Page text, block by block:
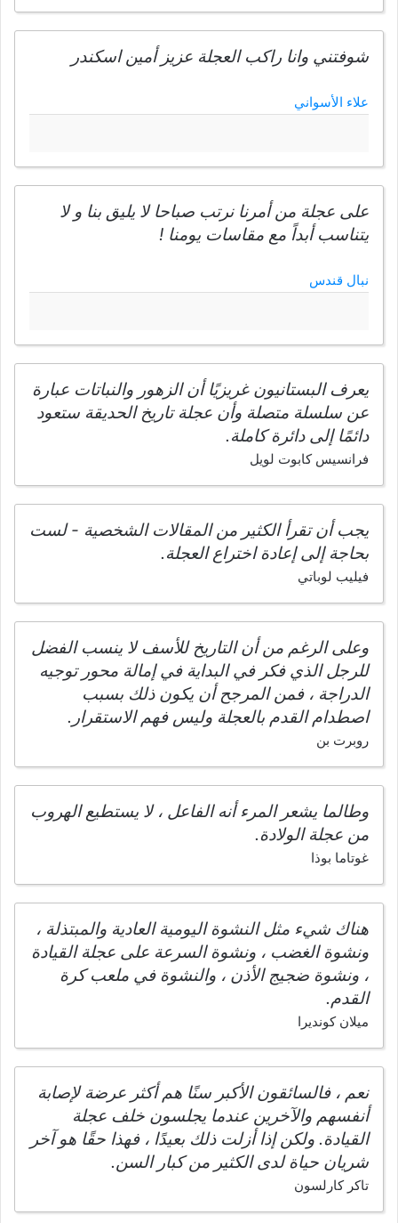
شوفتني وانا راكب العجلة عزيز أمين اسكندر
علاء الأسواني
على عجلة من أمرنا نرتب صباحا لا يليق بنا و لا
يتناسب أبداً مع مقاسات يومنا !
نبال قندس
يعرف البستانيون غريزيًا أن الزهور والنباتات عبارة
عن سلسلة متصلة وأن عجلة تاريخ الحديقة ستعود
دائمًا إلى دائرة كاملة.
فرانسيس كابوت لويل
يجب أن تقرأ الكثير من المقالات الشخصية - لست
بحاجة إلى إعادة اختراع العجلة.
فيليب لوباتي
وعلى الرغم من أن التاريخ للأسف لا ينسب الفضل
للرجل الذي فكر في البداية في إمالة محور توجيه
الدراجة ، فمن المرجح أن يكون ذلك بسبب
اصطدام القدم بالعجلة وليس فهم الاستقرار.
روبرت بن
وطالما يشعر المرء أنه الفاعل ، لا يستطيع الهروب
من عجلة الولادة.
غوتاما بوذا
هناك شيء مثل النشوة اليومية العادية والمبتذلة ،
ونشوة الغضب ، ونشوة السرعة على عجلة القيادة
، ونشوة ضجيج الأذن ، والنشوة في ملعب كرة
القدم.
ميلان كونديرا
نعم ، فالسائقون الأكبر سنًا هم أكثر عرضة لإصابة
أنفسهم والآخرين عندما يجلسون خلف عجلة
القيادة. ولكن إذا أزلت ذلك بعيدًا ، فهذا حقًا هو آخر
شريان حياة لدى الكثير من كبار السن.
تاكر كارلسون